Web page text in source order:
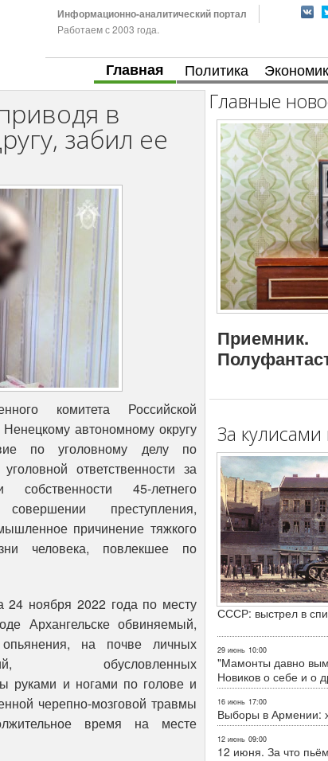
Информационно-аналитический портал
Работаем с 2003 года.
Главная Политика
в
забил ее
комитета Российской
автономному округу
по уголовному делу по
ответственности за
45-летнего
преступления,
причинение тяжкого
человека, повлекшее по
24 ноября 2022 года по месту
Архангельске обвиняемый,
опьянения, на почве личных
обусловленных
руками и ногами по голове и
черепно-мозговой травмы
время на месте
Главные
Приемник.
За
СССР: выстрел в
29 июнь 10:00
"Мамонты давно
Новиков о себе и о
16 июнь 17:00
Выборы в Армении:
12 июнь 09:00
12 июня. За что